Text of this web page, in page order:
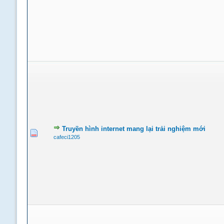
Truyền hình internet mang lại trải nghiệm mới
cafeci1205